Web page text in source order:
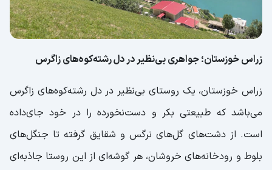
زراس خوزستان؛ جواهری بی‌نظیر در دل رشته‌کوه‌های زاگرس
زراس خوزستان، یک روستای بی‌نظیر در دل رشته‌کوه‌های زاگرس
می‌باشد که طبیعتی بکر و دست‌نخورده را در خود جای‌داده
است. از دشت‌های گل‌های نرگس و شقایق گرفته تا جنگل‌های
بلوط و رودخانه‌های خروشان، هر گوشه‌ای از این روستا جاذبه‌ای